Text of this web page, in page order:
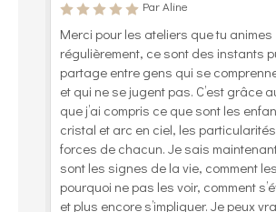
Par Aline
Merci pour les ateliers que tu animes
régulièrement, ce sont des instants
partage entre gens qui se
et qui ne se jugent pas. C’est grâce
que j’ai compris ce que sont les
cristal et arc en ciel, les
forces de chacun. Je sais
sont les signes de la vie, comment
pourquoi ne pas les voir, comment
et plus encore s’impliquer. Je peux